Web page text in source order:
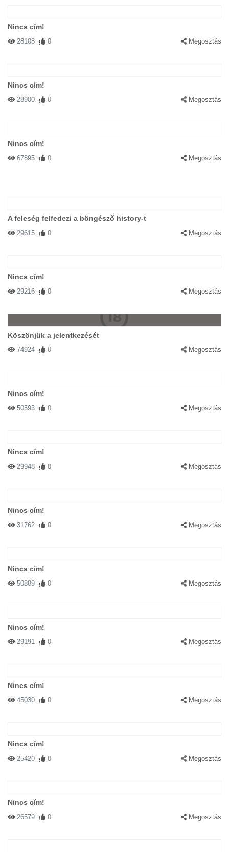
Nincs cím!
28108 0 Megosztás
Nincs cím!
28900 0 Megosztás
Nincs cím!
67895 0 Megosztás
A feleség felfedezi a böngésző history-t
29615 0 Megosztás
Nincs cím!
29216 0 Megosztás
Köszönjük a jelentkezését
74924 0 Megosztás
Nincs cím!
50593 0 Megosztás
Nincs cím!
29948 0 Megosztás
Nincs cím!
31762 0 Megosztás
Nincs cím!
50889 0 Megosztás
Nincs cím!
29191 0 Megosztás
Nincs cím!
45030 0 Megosztás
Nincs cím!
25420 0 Megosztás
Nincs cím!
26579 0 Megosztás